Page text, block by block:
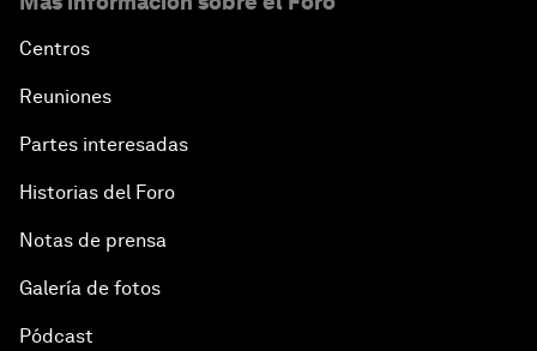
Centros
Reuniones
Partes interesadas
Historias del Foro
Notas de prensa
Galería de fotos
Pódcast